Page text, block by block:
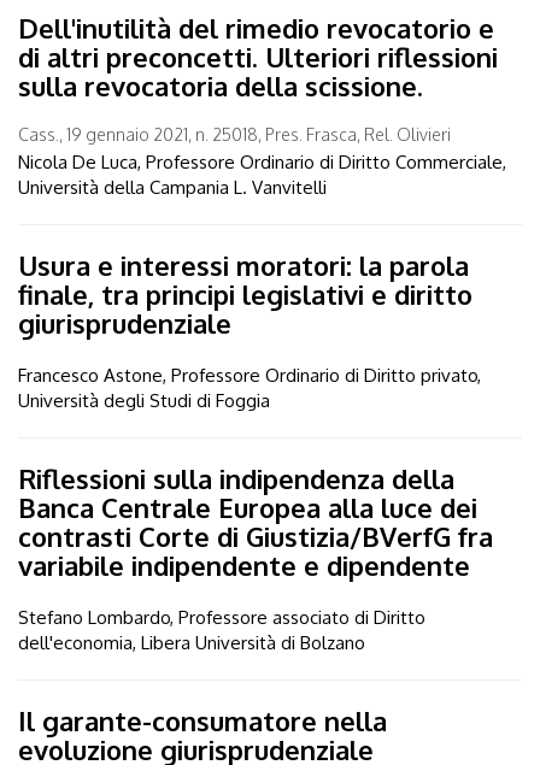
Dell'inutilità del rimedio revocatorio e
di altri preconcetti. Ulteriori riflessioni
sulla revocatoria della scissione.
Cass., 19 gennaio 2021, n. 25018, Pres. Frasca, Rel. Olivieri
Nicola De Luca, Professore Ordinario di Diritto Commerciale,
Università della Campania L. Vanvitelli
Usura e interessi moratori: la parola
finale, tra principi legislativi e diritto
giurisprudenziale
Francesco Astone, Professore Ordinario di Diritto privato,
Università degli Studi di Foggia
Riflessioni sulla indipendenza della
Banca Centrale Europea alla luce dei
contrasti Corte di Giustizia/BVerfG fra
variabile indipendente e dipendente
Stefano Lombardo, Professore associato di Diritto
dell'economia, Libera Università di Bolzano
Il garante-consumatore nella
evoluzione giurisprudenziale